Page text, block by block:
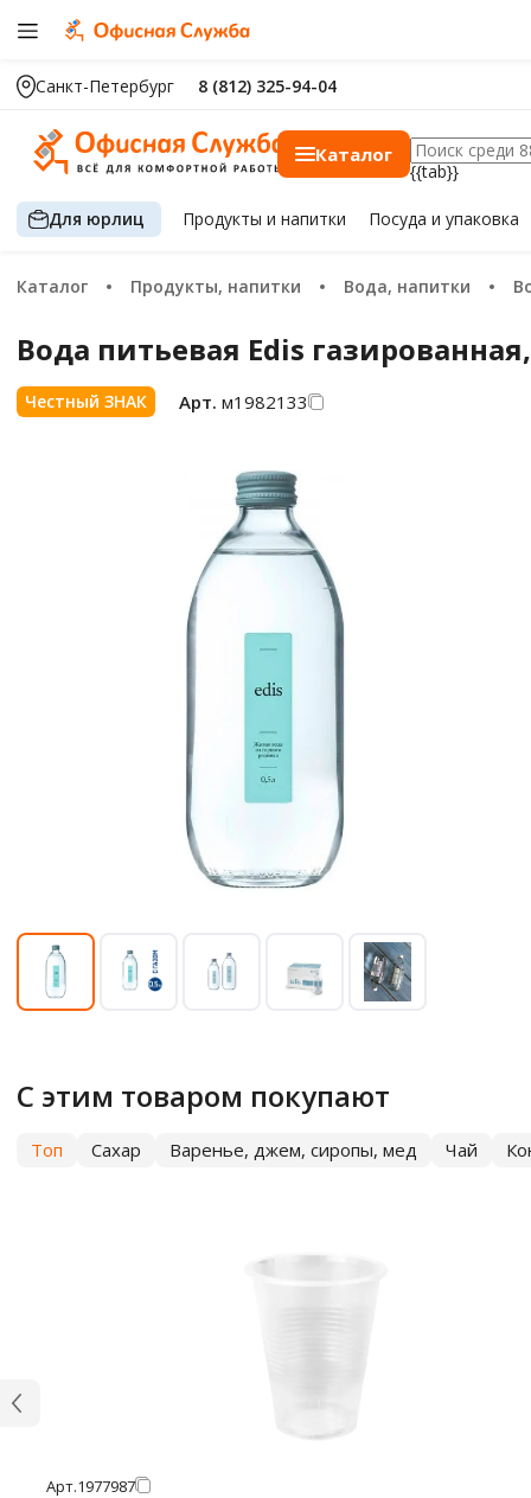
Санкт-Петербург 8 (812) 325-94-04
Каталог
{{tab}}
Для юрлиц Продуктыи напитки Посуда и упаковка
Каталог Продукты, напитки Вода, напитки
Вода питьевая Edis
Честный ЗНАК Арт. м1982133
С этим товаром покупают
Топ Сахар Варенье, джем, сиропы, мед Чай
Арт.1977987